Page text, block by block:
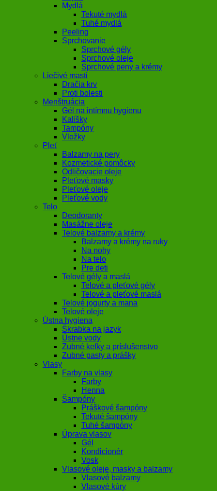
Mydlá
Tekuté mydlá
Tuhé mydlá
Peeling
Sprchovanie
Sprchové gély
Sprchové oleje
Sprchové peny a krémy
Liečivé masti
Dračia krv
Proti bolesti
Menštruácia
Gél na intímnu hygienu
Kalíšky
Tampóny
Vložky
Pleť
Balzamy na pery
Kozmetické pomôcky
Odličovacie oleje
Pleťové masky
Pleťové oleje
Pleťové vody
Telo
Deodoranty
Masážne oleje
Telové balzamy a krémy
Balzamy a krémy na ruky
Na nohy
Na telo
Pre deti
Telové gély a maslá
Telové a pleťové gély
Telové a pleťové maslá
Telové jogurty a mana
Telové oleje
Ústna hygiena
Škrabka na jazyk
Ústne vody
Zubné kefky a príslušenstvo
Zubné pasty a prášky
Vlasy
Farby na vlasy
Farby
Henna
Šampóny
Práškové šampóny
Tekuté šampóny
Tuhé šampóny
Úprava vlasov
Gél
Kondicionér
Vosk
Vlasové oleje, masky a balzamy
Vlasové balzamy
Vlasové kúry